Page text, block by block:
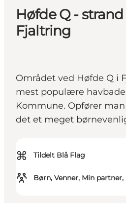
Høfde Q - strand
Fjaltring
Området ved Høfde Q i
mest populære
Kommune. Opfører
det et meget
⌘ Tildelt Blå Flag
Børn, Venner, Min partner,